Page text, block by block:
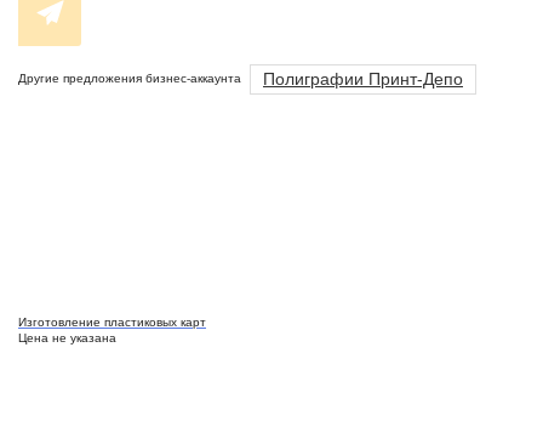
Другие предложения бизнес-аккаунта Полиграфии Принт-Депо
Изготовление пластиковых карт
Цена не указана